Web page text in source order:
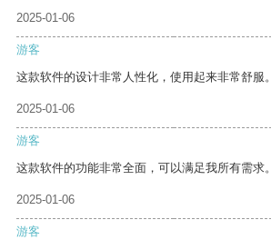
2025-01-06
游客
这款软件的设计非常人性化，使用起来非常舒服。
2025-01-06
游客
这款软件的功能非常全面，可以满足我所有需求。
2025-01-06
游客